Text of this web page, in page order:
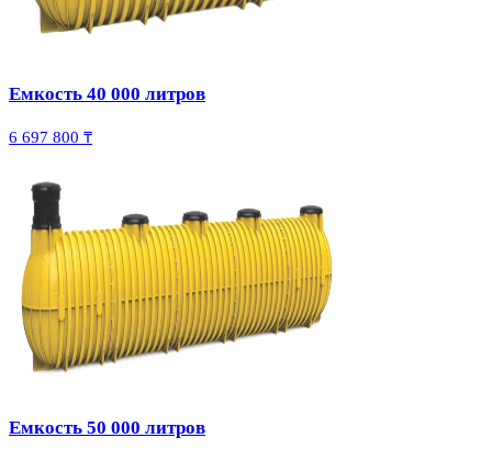
Емкость 40 000 литров
6 697 800 ₸
Емкость 50 000 литров